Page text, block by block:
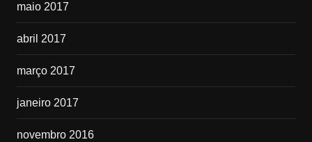
maio 2017
abril 2017
março 2017
janeiro 2017
novembro 2016